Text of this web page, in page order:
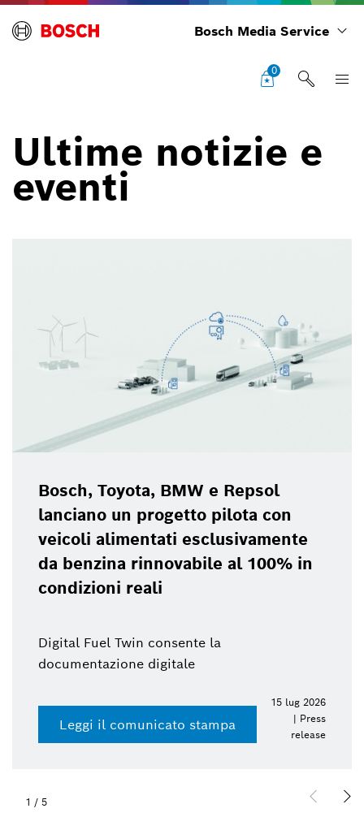
Bosch Media Service
0
Ultime notizie e
eventi
Bosch, Toyota, BMW e Repsol
lanciano un progetto pilota con
veicoli alimentati esclusivamente
da benzina rinnovabile al 100% in
condizioni reali
Digital Fuel Twin consente la
documentazione digitale
Leggi il comunicato stampa
15 lug 2026
| Press
release
1 / 5